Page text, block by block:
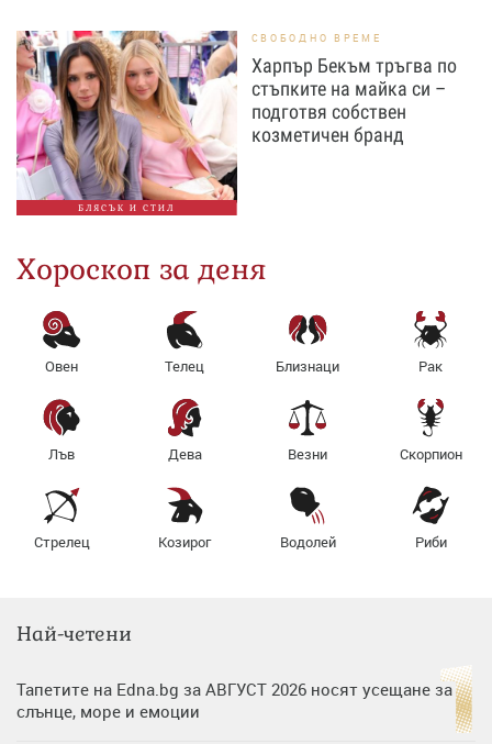
БЛЯСЪК И СТИЛ
СВОБОДНО ВРЕМЕ
Харпър Бекъм тръгва по
стъпките на майка си –
подготвя собствен
козметичен бранд
Хороскоп за деня
Овен Телец Близнаци Рак
Лъв Дева Везни Скорпион
Стрелец Козирог Водолей Риби
Най-четени
Тапетите на Edna.bg за АВГУСТ 2026 носят усещане за
слънце, море и емоции